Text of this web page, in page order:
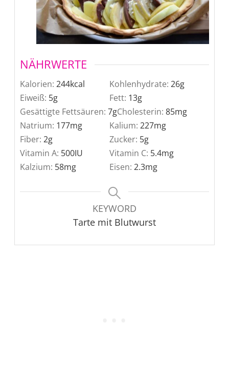
NÄHRWERTE
Kalorien: 244kcal Kohlenhydrate: 26g
Eiweiß: 5g Fett: 13g
Gesättigte Fettsäuren: 7gCholesterin: 85mg
Natrium: 177mg Kalium: 227mg
Fiber: 2g Zucker: 5g
Vitamin A: 500IU Vitamin C: 5.4mg
Kalzium: 58mg Eisen: 2.3mg
KEYWORD
Tarte mit Blutwurst